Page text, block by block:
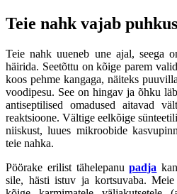
Teie nahk vajab
Teie nahk uueneb une ajal, seega
häirida. Seetõttu on kõige parem
koos pehme kangaga, näiteks
voodipesu. See on hingav ja õhku
antiseptilised omadused aitavad
reaktsioone. Vältige eelkõige
niiskust, luues mikroobide
teie nahka.
Pöörake erilist tähelepanupadja
sile, hästi istuv ja kortsuvaba.